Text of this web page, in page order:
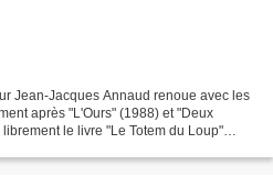
Jean-Jacques Annaud renoue avec les
après "L'Ours" (1988) et "Deux
le livre "Le Totem du Loup"